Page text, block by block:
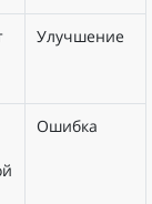
Улучшение
Ошибка